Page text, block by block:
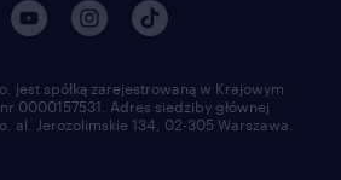
jest spółką zarejestrowaną w Krajowym
0000157531. Adres siedziby głównej
al. Jerozolimskie 134, 02-305 Warszawa.